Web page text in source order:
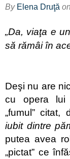
By Elena Druţă on
„Da, viaţa e
să rămâi în
Deşi nu are
cu opera lui
„fumul” citat,
iubit dintre
putea avea
„pictat” ce